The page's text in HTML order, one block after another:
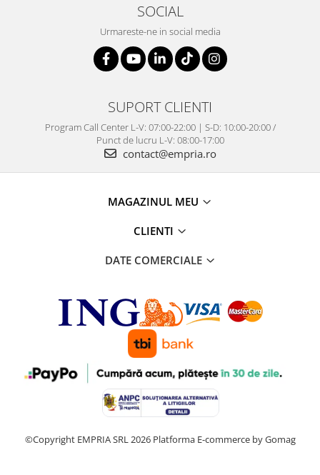
SOCIAL
Urmareste-ne in social media
SUPORT CLIENTI
Program Call Center L-V: 07:00-22:00 | S-D: 10:00-20:00 /
Punct de lucru L-V: 08:00-17:00
contact@empria.ro
MAGAZINUL MEU
CLIENTI
DATE COMERCIALE
©Copyright EMPRIA SRL 2026 Platforma E-commerce by Gomag